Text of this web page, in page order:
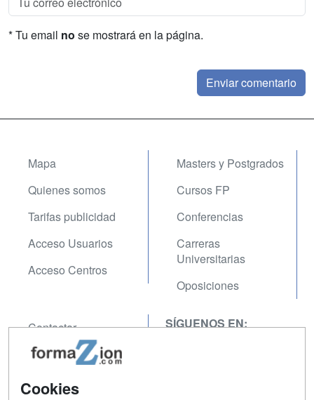
* Tu email no se mostrará en la página.
Mapa
Quienes somos
Tarifas publicidad
Acceso Usuarios
Acceso Centros
Masters y Postgrados
Cursos FP
Conferencias
Carreras
Universitarias
Oposiciones
Contactar
Confidencialidad
Aviso legal
SÍGUENOS EN:
Cookies